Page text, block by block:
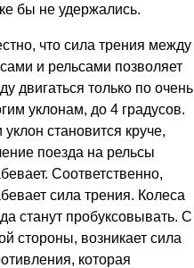
бы не удержались.
что сила трения между
и рельсами позволяет
двигаться только по очень
уклонам, до 4 градусов.
уклон становится круче,
поезда на рельсы
Соответственно,
сила трения. Колеса
станут пробуксовывать. С
стороны, возникает сила
которая